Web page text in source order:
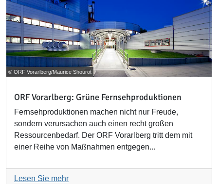
© ORF Vorarlberg/Maurice Shourot
ORF Vorarlberg: Grüne Fernsehproduktionen
Fernsehproduktionen machen nicht nur Freude,
sondern verursachen auch einen recht großen
Ressourcenbedarf. Der ORF Vorarlberg tritt dem mit
einer Reihe von Maßnahmen entgegen...
Lesen Sie mehr